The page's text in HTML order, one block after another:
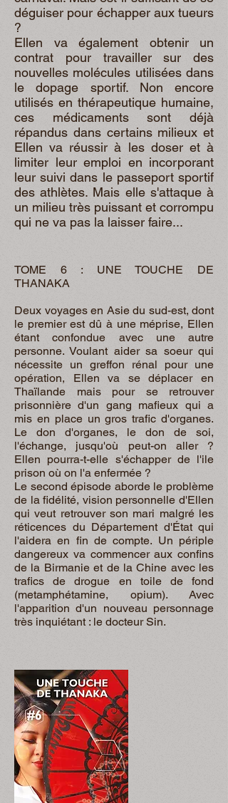
déguiser pour échapper aux tueurs
?
Ellen va également obtenir un
contrat pour travailler sur des
nouvelles molécules utilisées dans
le dopage sportif. Non encore
utilisés en thérapeutique humaine,
ces médicaments sont déjà
répandus dans certains milieux et
Ellen va réussir à les doser et à
limiter leur emploi en incorporant
leur suivi dans le passeport sportif
des athlètes. Mais elle s'attaque à
un milieu très puissant et corrompu
qui ne va pas la laisser faire...
TOME 6 : UNE TOUCHE DE
THANAKA
Deux voyages en Asie du sud-est, dont
le premier est dû à une méprise, Ellen
étant confondue avec une autre
personne. Voulant aider sa soeur qui
nécessite un greffon rénal pour une
opération, Ellen va se déplacer en
Thaïlande mais pour se retrouver
prisonnière d'un gang mafieux qui a
mis en place un gros trafic d'organes.
Le don d'organes, le don de soi,
l'échange, jusqu'où peut-on aller ?
Ellen pourra-t-elle s'échapper de l'ile
prison où on l'a enfermée ?
Le second épisode aborde le problème
de la fidélité, vision personnelle d'Ellen
qui veut retrouver son mari malgré les
réticences du Département d'État qui
l'aidera en fin de compte. Un périple
dangereux va commencer aux confins
de la Birmanie et de la Chine avec les
trafics de drogue en toile de fond
(metamphétamine, opium). Avec
l'apparition d'un nouveau personnage
très inquiétant : le docteur Sin.